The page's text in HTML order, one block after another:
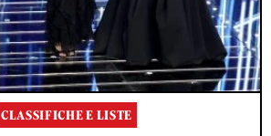
CLASSIFICHE E LISTE